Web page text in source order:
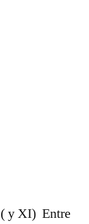
y XI) Entre